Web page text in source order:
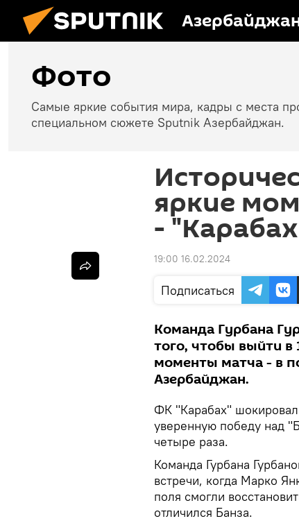
Фото
Самые яркие события мира, кадры с места
специальном сюжете Sputnik Азербайджан.
яркие
-
19:00 16.02.2024
Подписаться
Команда Гурбана
того, чтобы выйти
моменты матча - в
Азербайджан.
ФК "Карабах"
уверенную победу над
четыре раза.
Команда Гурбана
встречи, когда Марко
поля смогли
отличился Банза.